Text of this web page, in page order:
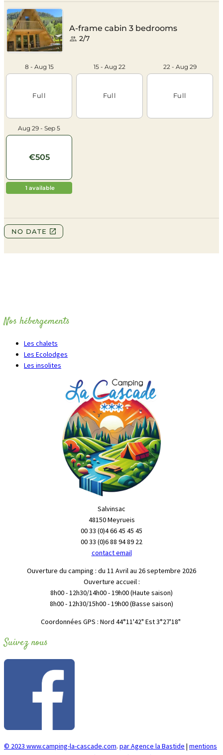
Nos hébergements
Les chalets
Les Ecolodges
Les insolites
Salvinsac
48150 Meyrueis
00 33 (0)4 66 45 45 45
00 33 (0)6 88 94 89 22
contact email
Ouverture du camping : du 11 Avril au 26 septembre 2026
Ouverture accueil :
8h00 - 12h30/14h00 - 19h00 (Haute saison)
8h00 - 12h30/15h00 - 19h00 (Basse saison)
"Coordonnées GPS : Nord 44°11'42" Est 3°27'18
Suivez nous
© 2023 www.camping-la-cascade.com. par Agence la Bastide | mentions